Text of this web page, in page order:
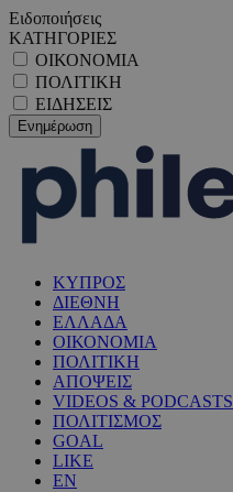
Ειδοποιήσεις
ΚΑΤΗΓΟΡΙΕΣ
ΟΙΚΟΝΟΜΙΑ
ΠΟΛΙΤΙΚΗ
ΕΙΔΗΣΕΙΣ
ΚΥΠΡΟΣ
ΔΙΕΘΝΗ
ΕΛΛΑΔΑ
ΟΙΚΟΝΟΜΙΑ
ΠΟΛΙΤΙΚΗ
ΑΠΟΨΕΙΣ
VIDEOS & PODCASTS
ΠΟΛΙΤΙΣΜΟΣ
GOAL
LIKE
EN